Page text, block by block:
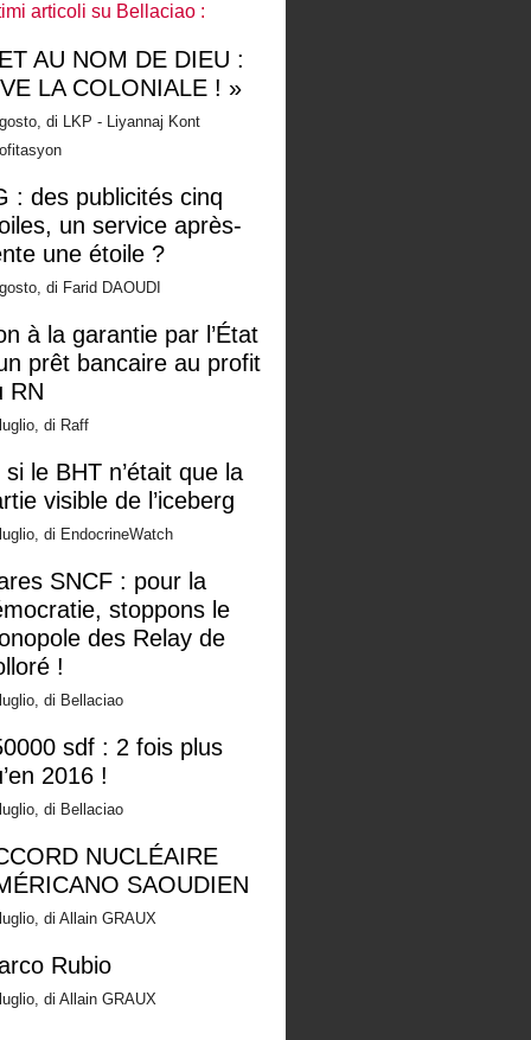
articoli su Bellaciao :
AU NOM DE DIEU :
LA COLONIALE ! »
di LKP - Liyannaj Kont
: des publicités cinq
un service après-
une étoile ?
di Farid DAOUDI
à la garantie par l’État
prêt bancaire au profit
RN
di Raff
si le BHT n’était que la
visible de l’iceberg
di EndocrineWatch
SNCF : pour la
stoppons le
des Relay de
!
di Bellaciao
sdf : 2 fois plus
2016 !
di Bellaciao
NUCLÉAIRE
SAOUDIEN
di Allain GRAUX
Rubio
di Allain GRAUX